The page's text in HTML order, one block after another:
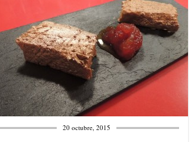
20 octubre, 2015